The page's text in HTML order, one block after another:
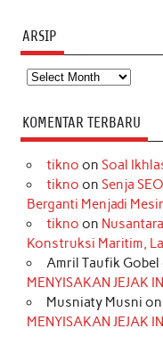
ARSIP
Arsip
KOMENTAR TERBARU
tikno on Soal
tikno on Senja
Berganti Menjadi
tikno on
Konstruksi Maritim,
Amril Taufik Gobel
MENYISAKAN JEJAK
Musniaty Musni on
MENYISAKAN JEJAK